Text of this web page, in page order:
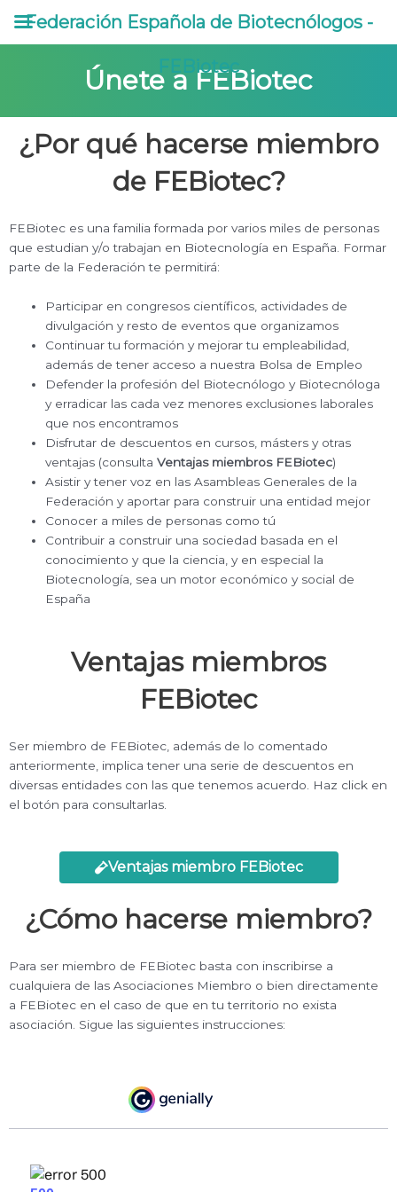
contenido
Únete a FEBiotec
¿Por qué hacerse miembro
de FEBiotec?
FEBiotec es una familia formada por varios miles de personas
que estudian y/o trabajan en Biotecnología en España. Formar
parte de la Federación te permitirá:
Participar en congresos científicos, actividades de
divulgación y resto de eventos que organizamos
Continuar tu formación y mejorar tu empleabilidad,
además de tener acceso a nuestra Bolsa de Empleo
Defender la profesión del Biotecnólogo y Biotecnóloga
y erradicar las cada vez menores exclusiones laborales
que nos encontramos
Disfrutar de descuentos en cursos, másters y otras
ventajas (consultaVentajas miembros FEBiotec)
Asistir y tener voz en las Asambleas Generales de la
Federación y aportar para construir una entidad mejor
Conocer a miles de personas como tú
Contribuir a construir una sociedad basada en el
conocimiento y que la ciencia, y en especial la
Biotecnología, sea un motor económico y social de
España
Ventajas miembros
FEBiotec
Ser miembro de FEBiotec, además de lo comentado
anteriormente, implica tener una serie de descuentos en
diversas entidades con las que tenemos acuerdo. Haz click en
el botón para consultarlas.
Ventajas miembro FEBiotec
¿Cómo hacerse miembro?
Para ser miembro de FEBiotec basta con inscribirse a
cualquiera de las Asociaciones Miembro o bien directamente
a FEBiotec en el caso de que en tu territorio no exista
asociación. Sigue las siguientes instrucciones:
Federación Española de Biotecnólogos -
FEBiotec